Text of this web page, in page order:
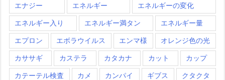
エナジー エネルギー エネルギーの変化
エネルギー入り エネルギー満タン エネルギー量
エプロン エボラウイルス エンマ様 オレンジ色の光
カササギ カステラ カタカナ カット カップ
カテーテル検査 カメ カンパイ ギブス クタクタ